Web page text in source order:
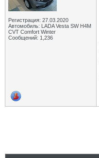
Регистрация: 27.03.2020
Автомобиль: LADA Vesta SW H4M
CVT Comfort Winter
Сообщений: 1,236